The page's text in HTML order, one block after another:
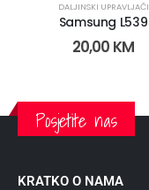
DALJINSKI UPRAVLJAČI
Samsung L539
20,00 KM
Posjetite nas
KRATKO O NAMA